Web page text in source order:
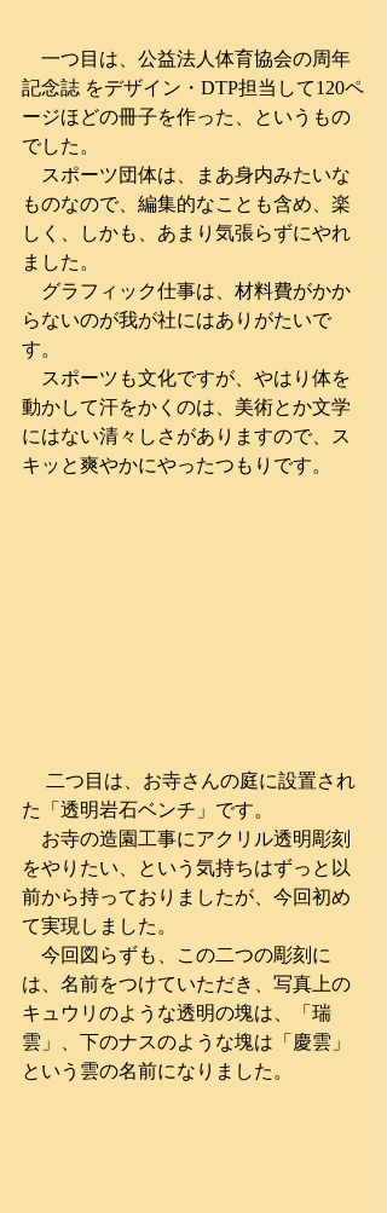
一つ目は、公益法人体育協会の周年
記念誌 をデザイン・DTP担当して120ペ
ージほどの冊子を作った、というもの
でした。
スポーツ団体は、まあ身内みたいな
ものなので、編集的なことも含め、楽
しく、しかも、あまり気張らずにやれ
ました。
グラフィック仕事は、材料費がかか
らないのが我が社にはありがたいで
す。
スポーツも文化ですが、やはり体を
動かして汗をかくのは、美術とか文学
にはない清々しさがありますので、ス
キッと爽やかにやったつもりです。
た「透明岩石ベンチ」です。
お寺の造園工事にアクリル透明彫刻
をやりたい、という気持ちはずっと以
前から持っておりましたが、今回初め
て実現しました。
今回図らずも、この二つの彫刻に
は、名前をつけていただき、写真上の
キュウリのような透明の塊は、「瑞
雲」、下のナスのような塊は「慶雲」
という雲の名前になりました。